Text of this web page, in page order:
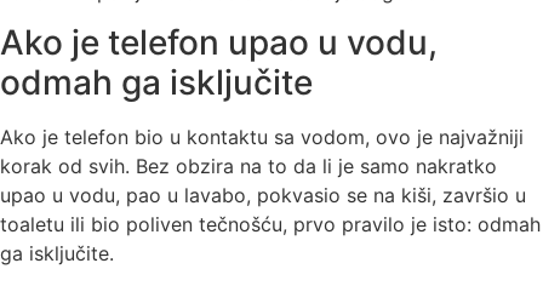
Ako je telefon upao u vodu,
odmah ga isključite
Ako je telefon bio u kontaktu sa vodom, ovo je najvažniji
korak od svih. Bez obzira na to da li je samo nakratko
upao u vodu, pao u lavabo, pokvasio se na kiši, završio u
toaletu ili bio poliven tečnošću, prvo pravilo je isto: odmah
ga isključite.